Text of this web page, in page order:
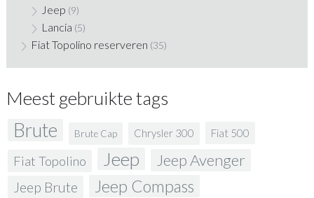
Jeep (9)
Lancia (5)
Fiat Topolino reserveren (35)
Meest gebruikte tags
Brute Brute Cap Chrysler 300 Fiat 500
Fiat Topolino Jeep Jeep Avenger
Jeep Brute Jeep Compass